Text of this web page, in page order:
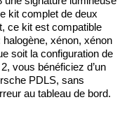
kit complet de deux
ce kit est compatible
halogène, xénon, xénon
soit la configuration de
vous bénéficiez d’un
PDLS, sans
au tableau de bord.